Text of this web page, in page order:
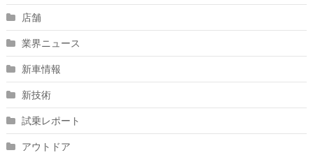
店舗
業界ニュース
新車情報
新技術
試乗レポート
アウトドア